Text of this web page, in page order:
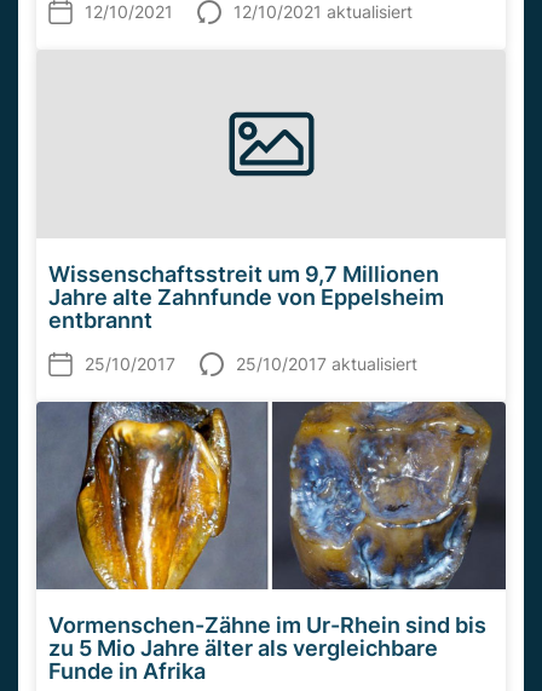
12/10/2021 12/10/2021 aktualisiert
Wissenschaftsstreit um 9,7 Millionen
Jahre alte Zahnfunde von Eppelsheim
entbrannt
25/10/2017 25/10/2017 aktualisiert
Vormenschen-Zähne im Ur-Rhein sind bis
zu 5 Mio Jahre älter als vergleichbare
Funde in Afrika